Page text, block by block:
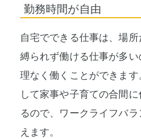
勤務時間が自由
自宅でできる仕事は、場
縛られず働ける仕事が多
理なく働くことができま
して家事や子育ての合間
るので、ワークライフバ
えます。